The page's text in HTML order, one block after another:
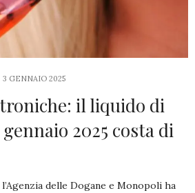
3 GENNAIO 2025
il liquido di
2025 costa di
delle Dogane e Monopoli ha